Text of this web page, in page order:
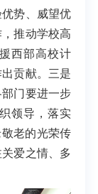
势、威望优
推动学校高
西部高校计
贡献。三是
门要进一步
领导，落实
老的光荣传
爱之情、多